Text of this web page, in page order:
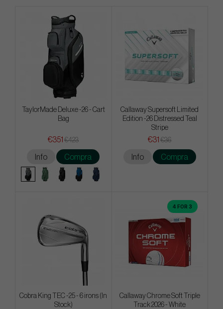
TaylorMade Deluxe -26 - Cart
Bag
€351 €423
Info Compra
Callaway Supersoft Limited
Edition -26 Distressed Teal
Stripe
€31 €36
Info Compra
Cobra King TEC -25 - 6 irons (In
Stock)
4 FOR 3
Callaway Chrome Soft Triple
Track 2026 - White